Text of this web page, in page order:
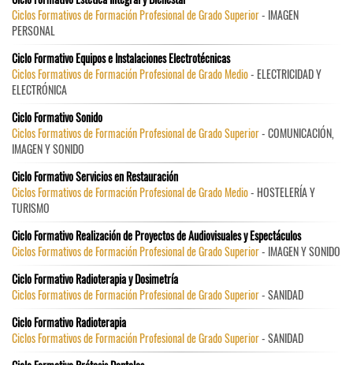
Ciclos Formativos de Formación Profesional de Grado Superior- IMAGEN
PERSONAL
Ciclo Formativo Equipos e Instalaciones Electrotécnicas
Ciclos Formativos de Formación Profesional de Grado Medio- ELECTRICIDAD Y
ELECTRÓNICA
Ciclo Formativo Sonido
Ciclos Formativos de Formación Profesional de Grado Superior- COMUNICACIÓN,
IMAGEN Y SONIDO
Ciclo Formativo Servicios en Restauración
Ciclos Formativos de Formación Profesional de Grado Medio- HOSTELERÍA Y
TURISMO
Ciclo Formativo Realización de Proyectos de Audiovisuales y Espectáculos
Ciclos Formativos de Formación Profesional de Grado Superior- IMAGEN Y SONIDO
Ciclo Formativo Radioterapia y Dosimetría
Ciclos Formativos de Formación Profesional de Grado Superior- SANIDAD
Ciclo Formativo Radioterapia
Ciclos Formativos de Formación Profesional de Grado Superior- SANIDAD